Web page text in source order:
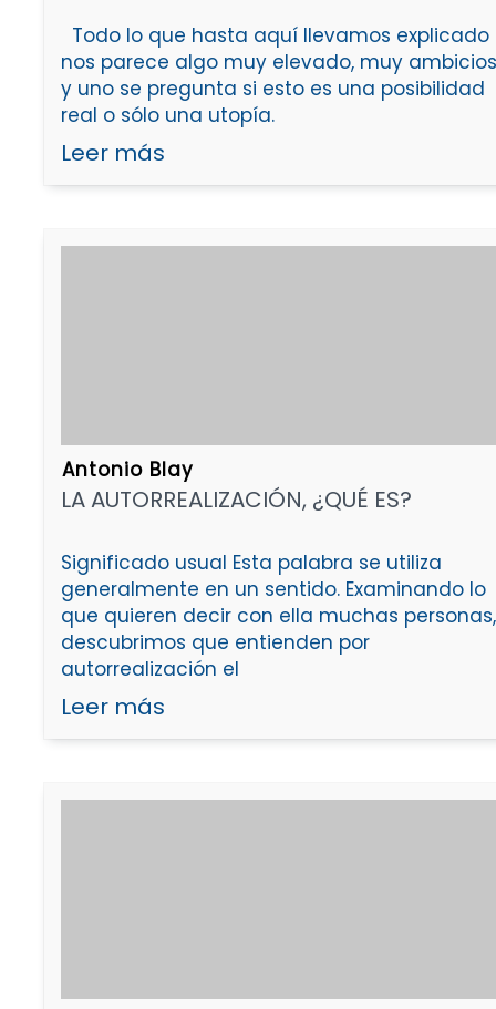
Todo lo que hasta aquí llevamos explicado
nos parece algo muy elevado, muy
y uno se pregunta si esto es una posibilidad
real o sólo una utopía.
Leer más
Antonio Blay
LA AUTORREALIZACIÓN, ¿QUÉ ES?
Significado usual Esta palabra se utiliza
generalmente en un sentido. Examinando lo
que quieren decir con ella muchas personas,
descubrimos que entienden por
autorrealización el
Leer más